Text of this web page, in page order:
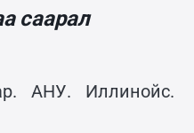
саарал
АНУ. Иллинойс.